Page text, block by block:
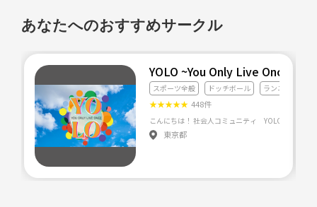
┈┈┈┈┈┈┈┈┈┈┈┈┈┈┈┈┈┈┈┈
【特にこんな方にオススメ！】
・明るい！元気！
・人と話すのが好き！
・楽しいことが好き！
・新しい世界を見るのが好き！
・体を動かすのが好き！
あなたへのおすすめサークル
YOLO ~You Only Live Once~
スポーツ全般 ドッチボール ランニング・ジ
★★★★★ 448件
東京都